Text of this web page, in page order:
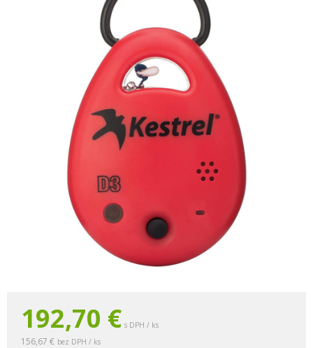
192,70 € s DPH / ks
156,67 € bez DPH / ks